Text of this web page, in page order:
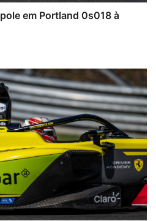
em Portland 0s018 à